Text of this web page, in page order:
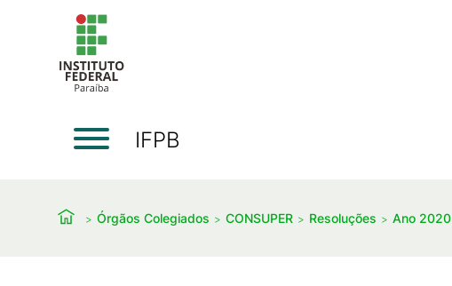
IFPB
Órgãos Colegiados CONSUPER Resoluções Ano 2020